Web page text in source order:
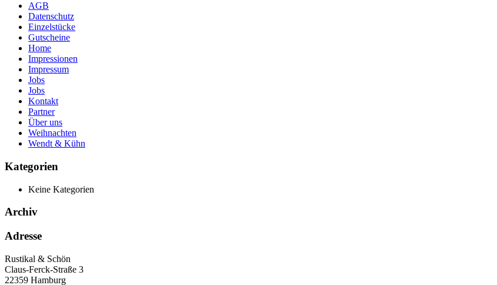
AGB
Datenschutz
Einzelstücke
Gutscheine
Home
Impressionen
Impressum
Jobs
Jobs
Kontakt
Partner
Über uns
Weihnachten
Wendt & Kühn
Kategorien
Keine Kategorien
Archiv
Adresse
Rustikal & Schön
Claus-Ferck-Straße 3
22359 Hamburg